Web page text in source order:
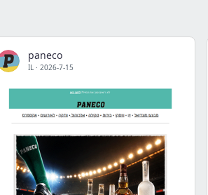
paneco
IL · 2026-7-15